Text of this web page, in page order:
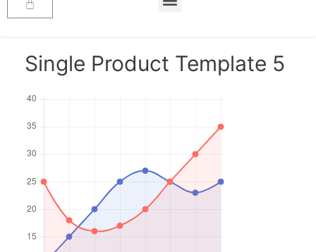
Single Product Template 5